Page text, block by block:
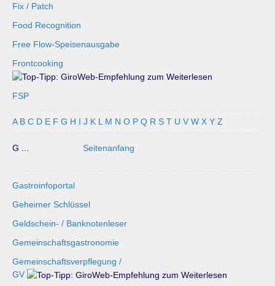
Fix / Patch
Food Recognition
Free Flow-Speisenausgabe
Frontcooking
FSP
A B C D E F G H I J K L M N O P Q R S T U V W X Y Z
G ... Seitenanfang
Gastroinfoportal
Geheimer Schlüssel
Geldschein- / Banknotenleser
Gemeinschaftsgastronomie
Gemeinschaftsverpflegung /
GV